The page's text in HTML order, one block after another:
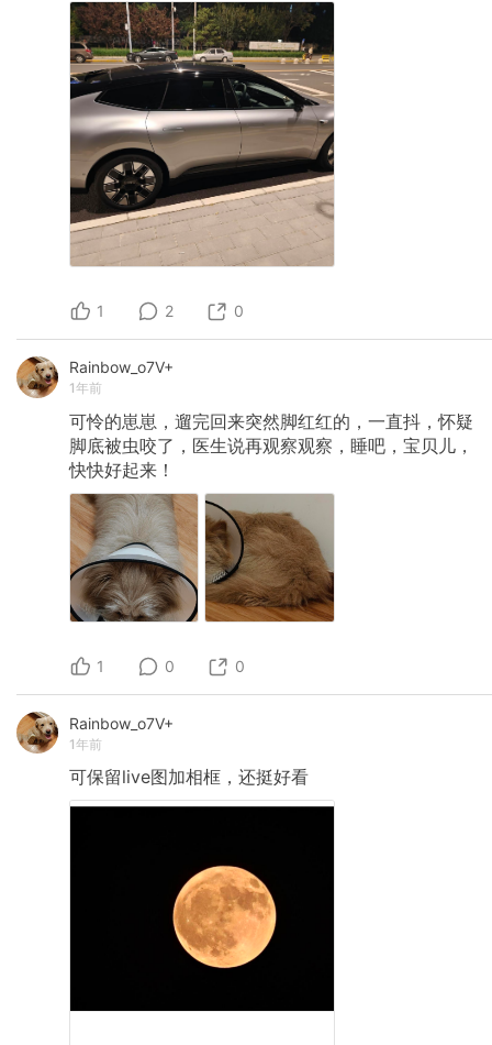
1 2 0
Rainbow_o7V+
1年前
可怜的崽崽，遛完回来突然脚红红的，一直抖，怀疑
脚底被虫咬了，医生说再观察观察，睡吧，宝贝儿，
快快好起来！
1 0 0
Rainbow_o7V+
1年前
可保留live图加相框，还挺好看